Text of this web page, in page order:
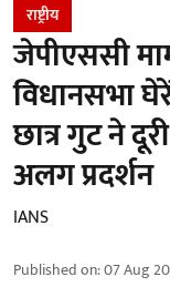
राष्ट्रीय
जेपीएससी
विधानसभा
छात्र गुट ने
अलग प्रदर्शन
IANS
Published on:07 Aug